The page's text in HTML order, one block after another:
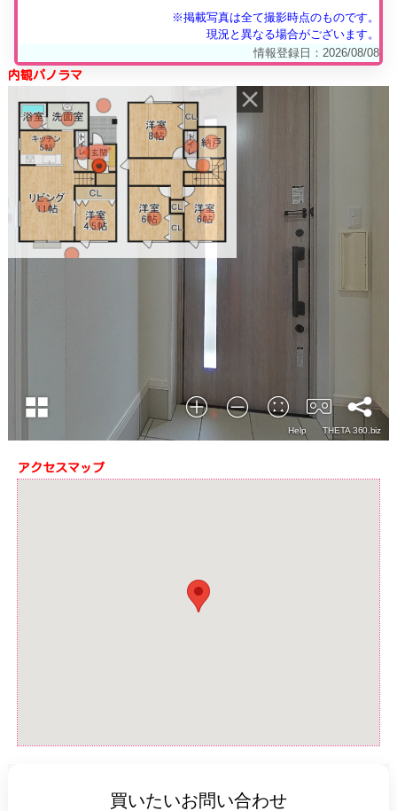
※掲載写真は全て撮影時点のものです。
現況と異なる場合がございます。
情報登録日：2026/08/08
内観パノラマ
アクセスマップ
買いたいお問い合わせ